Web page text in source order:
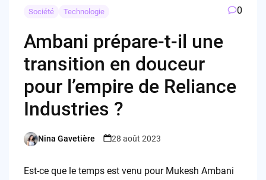
Société Technologie 0
Ambani prépare-t-il une
transition en douceur
pour l’empire de Reliance
Industries ?
Posted
Nina Gavetière 28 août 2023
Est-ce que le temps est venu pour Mukesh Ambani